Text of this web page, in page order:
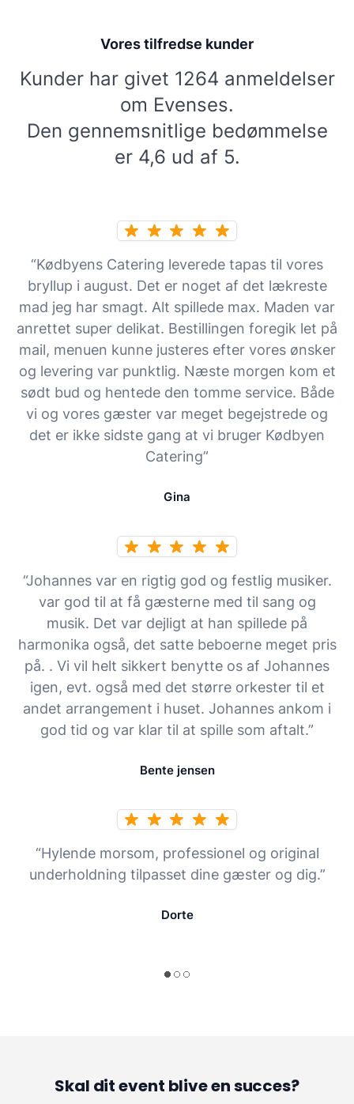
Vores tilfredse kunder
Kunder har givet 1264 anmeldelser
om Evenses.
Den gennemsnitlige bedømmelse
er 4,6 ud af 5.
“Kødbyens Catering leverede tapas til vores
bryllup i august. Det er noget af det lækreste
mad jeg har smagt. Alt spillede max. Maden var
anrettet super delikat. Bestillingen foregik let på
mail, menuen kunne justeres efter vores ønsker
og levering var punktlig. Næste morgen kom et
sødt bud og hentede den tomme service. Både
vi og vores gæster var meget begejstrede og
det er ikke sidste gang at vi bruger Kødbyen
Catering”
Gina
“Johannes var en rigtig god og festlig musiker.
var god til at få gæsterne med til sang og
musik. Det var dejligt at han spillede på
harmonika også, det satte beboerne meget pris
på. . Vi vil helt sikkert benytte os af Johannes
igen, evt. også med det større orkester til et
andet arrangement i huset. Johannes ankom i
god tid og var klar til at spille som aftalt.”
Bente jensen
“Hylende morsom, professionel og original
underholdning tilpasset dine gæster og dig.”
Dorte
Skal dit event blive en succes?